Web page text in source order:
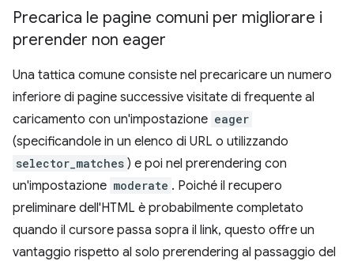
Precarica le pagine comuni per migliorare i
prerender non eager
Una tattica comune consiste nel precaricare un numero
inferiore di pagine successive visitate di frequente al
caricamento con un'impostazione eager
(specificandole in un elenco di URL o utilizzando
selector_matches ) e poi nel prerendering con
un'impostazione moderate . Poiché il recupero
preliminare dell'HTML è probabilmente completato
quando il cursore passa sopra il link, questo offre un
vantaggio rispetto al solo prerendering al passaggio del